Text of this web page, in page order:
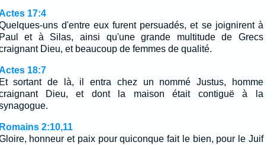
17:4
uns d'entre eux furent persuadés, et se joignirent à
Paul et à Silas, ainsi qu'une grande multitude de Grecs
Dieu, et beaucoup de femmes de qualité.
18:7
Et sortant de là, il entra chez un nommé Justus, homme
Dieu, et dont la maison était contiguë à la
Romains 2:10,11
honneur et paix pour quiconque fait le bien, pour le Juif